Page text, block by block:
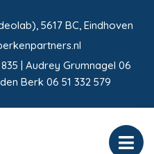
5617 BC, Eindhoven
| Audrey Grumnagel 06
Berk 06 51 332 579